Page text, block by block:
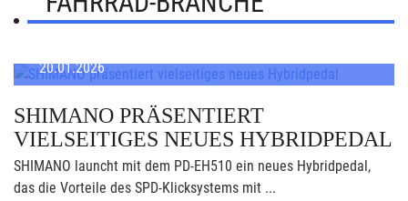
20.01.2026
SHIMANO PRÄSENTIERT
VIELSEITIGES NEUES HYBRIDPEDAL
SHIMANO launcht mit dem PD-EH510 ein neues Hybridpedal,
das die Vorteile des SPD-Klicksystems mit ...